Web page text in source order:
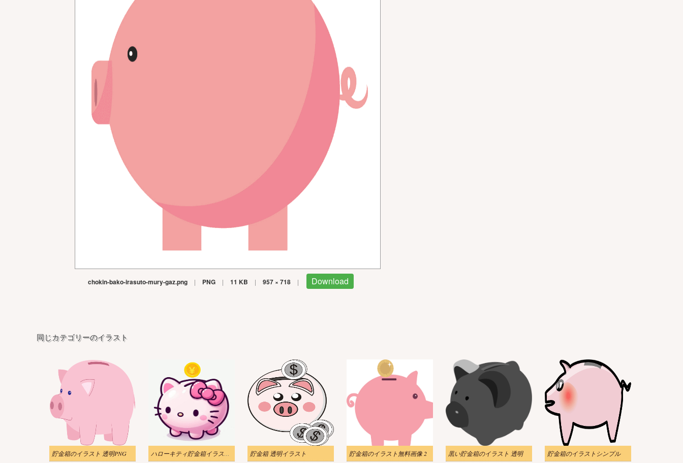
chokin-bako-irasuto-mury-gaz.png | PNG | 11 KB | 957 × 718 | Download
同じカテゴリーのイラスト
貯金箱のイラスト 透明PNG ハローキティ貯金箱イラスト画像 貯金箱 透明イラスト 貯金箱のイラスト無料画像 2 黒い貯金箱のイラスト 透明 貯金箱のイラストシンプル